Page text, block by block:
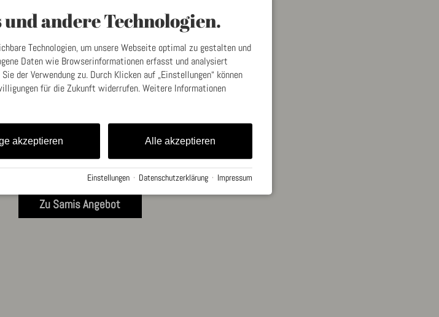
Haus 2 erwartet dich Sami
Massage – kraftvoll,
Ob zur
oder einfach, um
Bei Sami bist du in guten
eigenständig und
selbst.
Zu Samis Angebot
andere Technologien.
Technologien, um unsere Webseite optimal zu gestalten und
Daten wie Browserinformationen erfasst und analysiert
der Verwendung zu. Durch Klicken auf „Einstellungen“ können
für die Zukunft widerrufen. Weitere Informationen
Alle akzeptieren
akzeptieren
Einstellungen · Datenschutzerklärung · Impressum